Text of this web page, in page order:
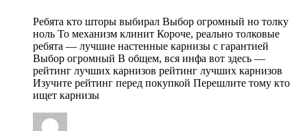
Ребята кто шторы выбирал Выбор огромный но толку
ноль То механизм клинит Короче, реально толковые
ребята — лучшие настенные карнизы с гарантией
Выбор огромный В общем, вся инфа вот здесь —
рейтинг лучших карнизов рейтинг лучших карнизов
Изучите рейтинг перед покупкой Перешлите тому кто
ищет карнизы